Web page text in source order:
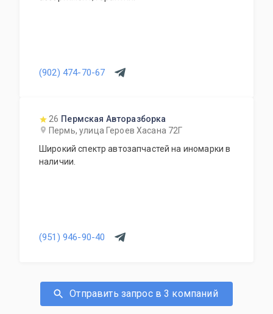
(902) 474-70-67
26 Пермская Авторазборка
Пермь, улица Героев Хасана 72Г
Широкий спектр автозапчастей на иномарки в
наличии.
(951) 946-90-40
Отправить запрос в 3 компаний